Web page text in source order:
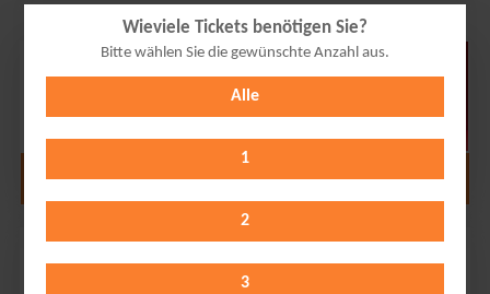
Wieviele Tickets benötigen Sie?
Bitte wählen Sie die gewünschte Anzahl aus.
Alle
1
2
3
12
Alle Termine anzeigen
StadtHalle Rostock // Rostock